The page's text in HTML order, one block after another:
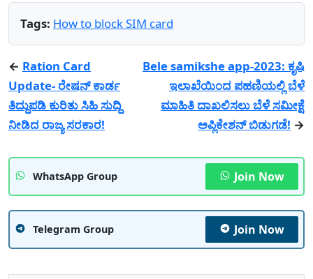
Tags: How to block SIM card
← Ration Card
Update- ರೇಷನ್ ಕಾರ್ಡ
ತಿದ್ದುಪಡಿ ಕುರಿತು ಸಿಹಿ ಸುದ್ದಿ
ನೀಡಿದ ರಾಜ್ಯ ಸರಕಾರ!
Bele samikshe app-2023: ಕೃಷಿ
ಇಲಾಖೆಯಿಂದ ಪಹಣಿಯಲ್ಲಿ ಬೆಳೆ
ಮಾಹಿತಿ ದಾಖಲಿಸಲು ಬೆಳೆ ಸಮೀಕ್ಷೆ
ಅಪ್ಲಿಕೇಶನ್ ಬಿಡುಗಡೆ! →
WhatsApp Group Join Now
Telegram Group Join Now